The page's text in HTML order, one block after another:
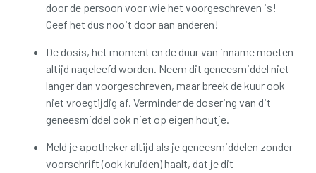
door de persoon voor wie het voorgeschreven is!
Geef het dus nooit door aan anderen!
De dosis, het moment en de duur van inname moeten
altijd nageleefd worden. Neem dit geneesmiddel niet
langer dan voorgeschreven, maar breek de kuur ook
niet vroegtijdig af. Verminder de dosering van dit
geneesmiddel ook niet op eigen houtje.
Meld je apotheker altijd als je geneesmiddelen zonder
voorschrift (ook kruiden) haalt, dat je dit